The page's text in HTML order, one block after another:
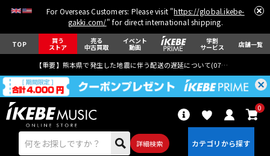
For Overseas Customers: Please visit "https://global.ikebe-
gakki.com/" for direct international shipping.
TOP 買う
ストア
売る
中古買取
イベント
動画
学割
サービス 店舗一覧
【重要】熊本県で発生した地震に伴う配送の遅延について(07月29日
詳細検索
0